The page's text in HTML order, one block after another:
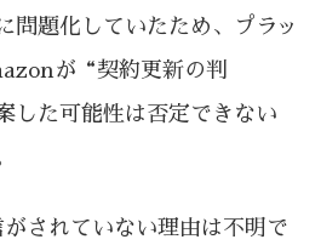
問題化していたため、プラッ
が“契約更新の判
した可能性は否定できない
されていない理由は不明で